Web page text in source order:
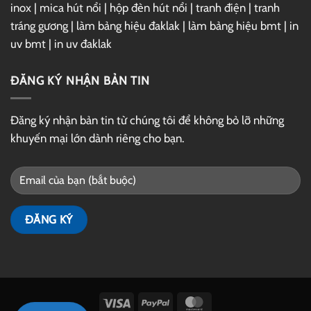
inox | mica hút nổi | hộp đèn hút nổi | tranh điện | tranh
tráng gương | làm bảng hiệu đaklak | làm bảng hiệu bmt | in
uv bmt | in uv đaklak
ĐĂNG KÝ NHẬN BẢN TIN
Đăng ký nhận bản tin từ chúng tôi để không bỏ lỡ những
khuyến mại lớn dành riêng cho bạn.
Visa PayPal